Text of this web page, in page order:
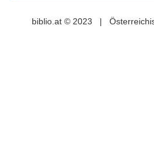
biblio.at © 2023 |